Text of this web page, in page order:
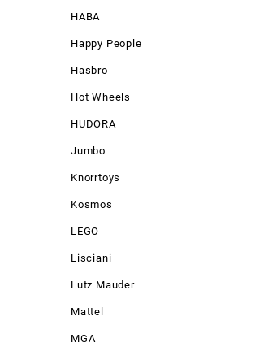
HABA
Happy People
Hasbro
Hot Wheels
HUDORA
Jumbo
Knorrtoys
Kosmos
LEGO
Lisciani
Lutz Mauder
Mattel
MGA